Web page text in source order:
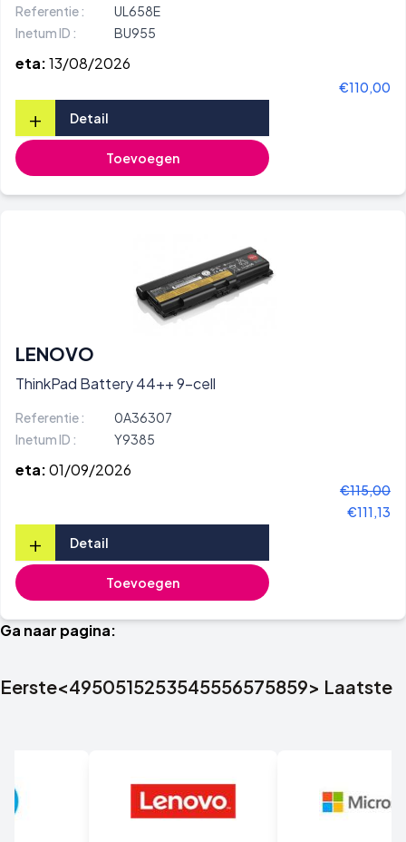
Referentie :
UL658E
Inetum ID :
BU955
eta:13/08/2026
€110,00
+ Detail
Toevoegen
LENOVO
ThinkPad Battery 44++ 9-cell
Referentie :
0A36307
Inetum ID :
Y9385
eta:01/09/2026
€115,00
€111,13
+ Detail
Toevoegen
Ga naar pagina:
Eerste<4950515253545556575859> Laatste